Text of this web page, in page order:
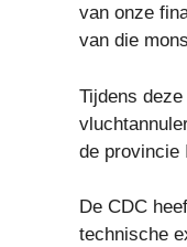
van onze
van die
Tijdens
de provincie
De CDC
technische